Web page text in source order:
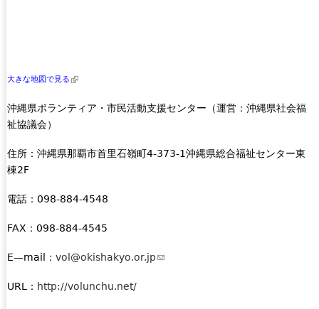
大きな地図で見る (
i
i
t
r
a
沖縄県ボランティア・市民活動支援センター（運営：沖縄県社会福
祉協議会）
住所：沖縄県那覇市首里石嶺町4-373-1沖縄県総合福祉センター東
棟2F
電話：098-884-4548
FAX：098-884-4545
E—mail： vol@okishakyo.or.jp(
URL： http://volunchu.net/